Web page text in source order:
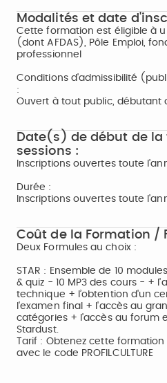
Modalités et date
Cette formation est éligible à
(dont AFDAS), Pôle Emploi,
professionnel
Conditions d'admissibilité
:
Ouvert à tout public, débutant
Date(s) de début de
sessions :
Inscriptions ouvertes toute
Durée :
Inscriptions ouvertes toute
Coût de la Formation /
Deux Formules au choix :
STAR : Ensemble de 10
& quiz - 10 MP3 des cours - +
technique + l’obtention d'un
l'examen final + l'accès au
catégories + l'accès au forum
Stardust.
Tarif : Obtenez cette
avec le code PROFILCULTURE